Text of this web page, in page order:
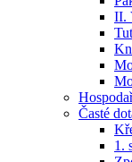
II.
Časté
1.